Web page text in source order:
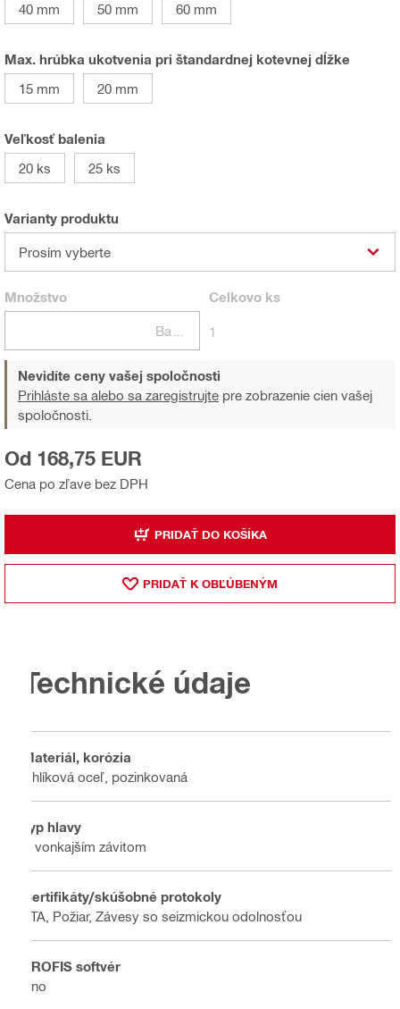
40 mm
50 mm 60 mm
Max. hrúbka ukotvenia pri štandardnej kotevnej dĺžke
15 mm
20 mm
Veľkosť balenia
20 ks
25 ks
Varianty produktu
Prosím vyberte
Množstvo Celkovo ks
1
Nevidíte ceny vašej spoločnosti
Prihláste sa alebo sa zaregistrujte pre zobrazenie cien vašej
spoločnosti.
Cena po zľave bez DPH
Od 168,75 EUR
PRIDAŤ DO KOŠÍKA
PRIDAŤ K OBĽÚBENÝM
Technické údaje
Materiál, korózia
Uhlíková oceľ, pozinkovaná
Typ hlavy
S vonkajším závitom
Certifikáty/skúšobné protokoly
ETA, Požiar, Závesy so seizmickou odolnosťou
PROFIS softvér
Áno